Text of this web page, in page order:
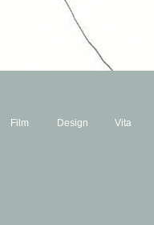
Film Design Vita